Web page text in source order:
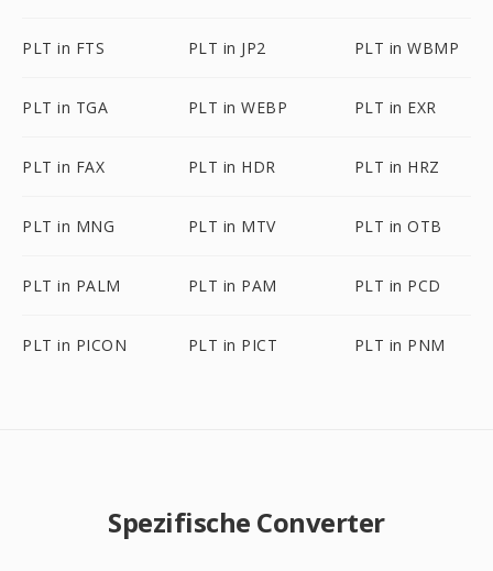
PLT in FTS PLT in JP2 PLT in WBMP
PLT in TGA PLT in WEBP PLT in EXR
PLT in FAX PLT in HDR PLT in HRZ
PLT in MNG PLT in MTV PLT in OTB
PLT in PALM PLT in PAM PLT in PCD
PLT in PICON PLT in PICT PLT in PNM
Spezifische Converter